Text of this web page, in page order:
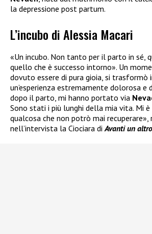
la depressione post partum.
L’incubo di Alessia Macari
«Un incubo. Non tanto per il parto in sé,
quello che è successo intorno». Un
dovuto essere di pura gioia, si trasformò
un’esperienza estremamente dolorosa e
dopo il parto, mi hanno portato via
Sono stati i più lunghi della mia vita. Mi
qualcosa che non potrò mai recuperare»,
nell’intervista la Ciociara diAvanti un